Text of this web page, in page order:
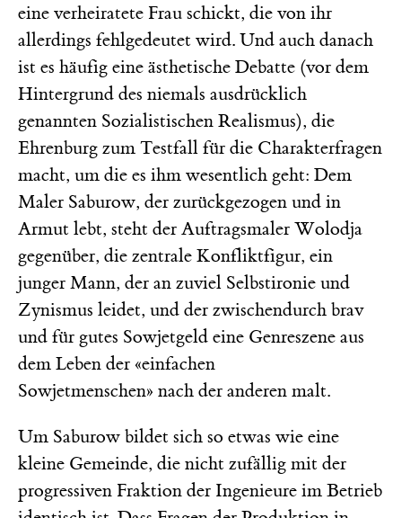
eine verheiratete Frau schickt, die von ihr
allerdings fehlgedeutet wird. Und auch danach
ist es häufig eine ästhetische Debatte (vor dem
Hintergrund des niemals ausdrücklich
genannten Sozialistischen Realismus), die
Ehrenburg zum Testfall für die Charakterfragen
macht, um die es ihm wesentlich geht: Dem
Maler Saburow, der zurückgezogen und in
Armut lebt, steht der Auftragsmaler Wolodja
gegenüber, die zentrale Konfliktfigur, ein
junger Mann, der an zuviel Selbstironie und
Zynismus leidet, und der zwischendurch brav
und für gutes Sowjetgeld eine Genreszene aus
dem Leben der «einfachen
Sowjetmenschen» nach der anderen malt.
Um Saburow bildet sich so etwas wie eine
kleine Gemeinde, die nicht zufällig mit der
progressiven Fraktion der Ingenieure im Betrieb